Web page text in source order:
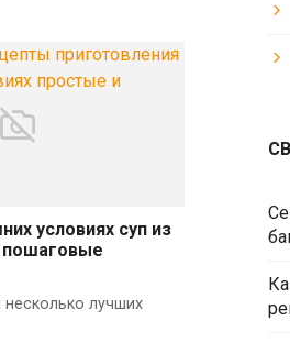
условиях суп из
пошаговые
лучших